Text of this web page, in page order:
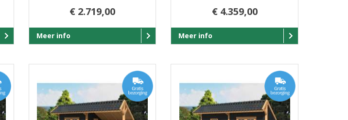
€ 2.719,00
Meer info
€ 4.359,00
Meer info